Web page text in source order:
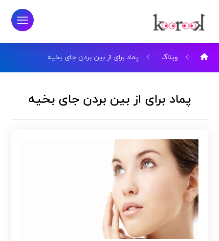
وبلاگ پماد برای از بین بردن جای بخیه
پماد برای از بین بردن جای بخیه